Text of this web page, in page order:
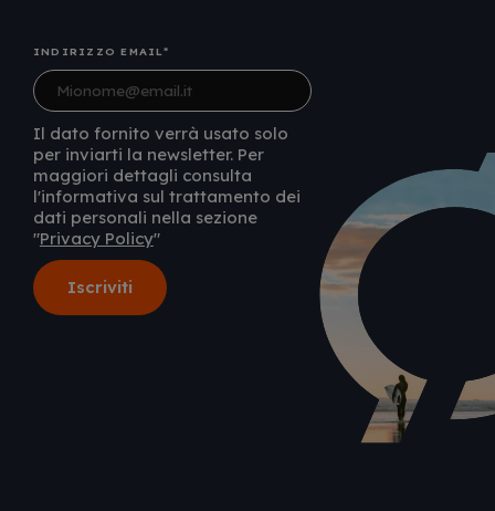
INDIRIZZO EMAIL
Il dato fornito verrà usato solo
per inviarti la newsletter. Per
maggiori dettagli consulta
l'informativa sul trattamento dei
dati personali nella sezione
"Privacy Policy"